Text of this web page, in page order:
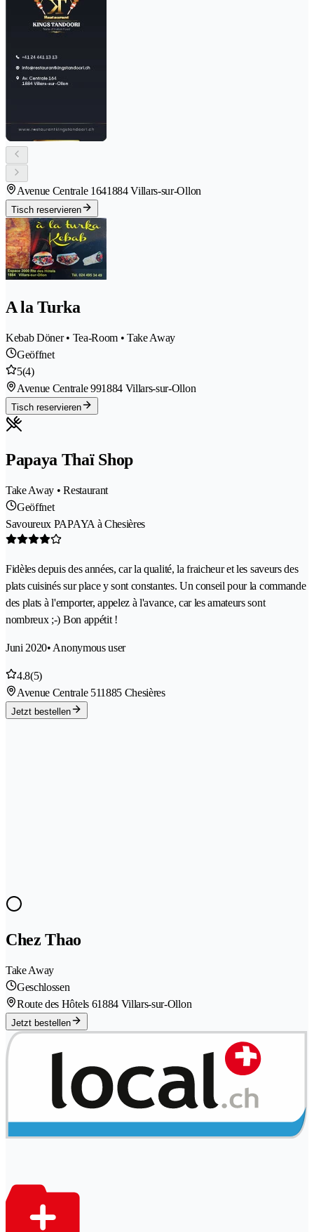
Avenue Centrale 1641884 Villars-sur-Ollon
Tisch reservieren
A la Turka
Kebab Döner • Tea-Room • Take Away
Geöffnet
5(4)
Avenue Centrale 991884 Villars-sur-Ollon
Tisch reservieren
Papaya Thaï Shop
Take Away • Restaurant
Geöffnet
Savoureux PAPAYA à Chesières
Fidèles depuis des années, car la qualité, la fraicheur et les saveurs des
plats cuisinés sur place y sont constantes. Un conseil pour la commande
des plats à l'emporter, appelez à l'avance, car les amateurs sont
nombreux ;-) Bon appétit !
Juni 2020• Anonymous user
4.8(5)
Avenue Centrale 511885 Chesières
Jetzt bestellen
Chez Thao
Take Away
Geschlossen
Route des Hôtels 61884 Villars-sur-Ollon
Jetzt bestellen